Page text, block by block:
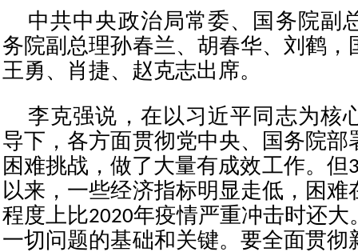
中共中央政治局常委、国务院副
务院副总理孙春兰、胡春华、刘鹤，
王勇、肖捷、赵克志出席。
李克强说，在以习近平同志为核
导下，各方面贯彻党中央、国务院部
困难挑战，做了大量有成效工作。但
以来，一些经济指标明显走低，困难
程度上比2020年疫情严重冲击时还
一切问题的基础和关键。要全面贯彻